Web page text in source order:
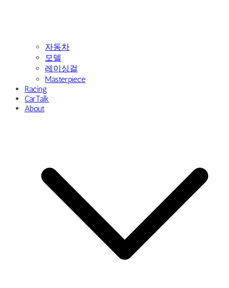
자동차
모델
레이싱걸
Masterpiece
Racing
CarTalk
About